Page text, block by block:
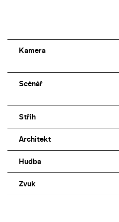
Kamera
Scénář
Střih
Architekt
Hudba
Zvuk